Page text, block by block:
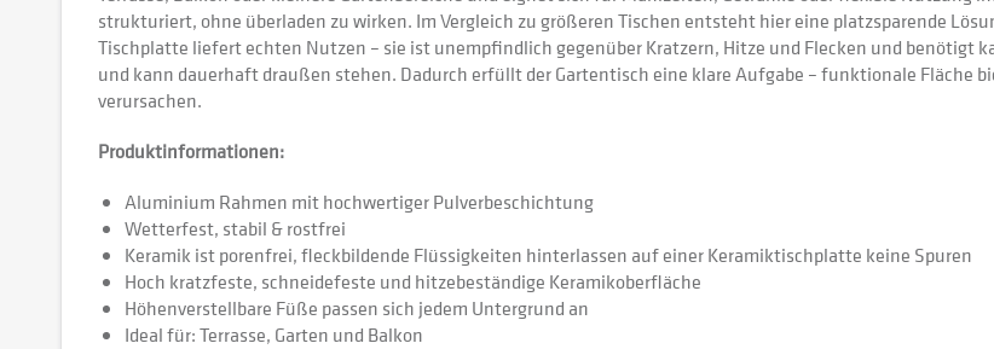
strukturiert, ohne überladen zu wirken. Im Vergleich zu größeren Tischen entsteht hier eine platzsparende
Tischplatte liefert echten Nutzen – sie ist unempfindlich gegenüber Kratzern, Hitze und Flecken und benötigt
und kann dauerhaft draußen stehen. Dadurch erfüllt der Gartentisch eine klare Aufgabe – funktionale Fläche
verursachen.
Produktinformationen:
Aluminium Rahmen mit hochwertiger Pulverbeschichtung
Wetterfest, stabil & rostfrei
Keramik ist porenfrei, fleckbildende Flüssigkeiten hinterlassen auf einer Keramiktischplatte keine Spuren
Hoch kratzfeste, schneidefeste und hitzebeständige Keramikoberfläche
Höhenverstellbare Füße passen sich jedem Untergrund an
Ideal für: Terrasse, Garten und Balkon